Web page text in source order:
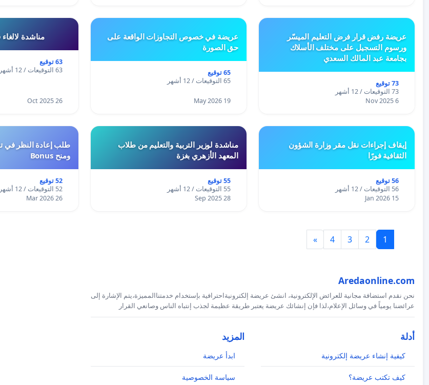
عريضة رفض قرار فرض التعليم الميسّر
ورسوم التسجيل على مختلف الأسلاك
بجامعة عبد المالك السعدي
73 توقيع
73 التوقيعات / 12 أشهر
6 Nov 2025
عريضة في خصوص التجاوزات الواقعة على
حق الصورة
65 توقيع
65 التوقيعات / 12 أشهر
19 May 2026
مناشدة
63 توقيع
63 التوقيعات / 12 أشهر
26 Oct 2025
إيقاف إجراءات نقل مقر وزارة الشؤون
الثقافية فورًا
56 توقيع
56 التوقيعات / 12 أشهر
15 Jan 2026
مناشدة لوزير التربية والتعليم من طلاب
المعهد الأزهري بغزة
55 توقيع
55 التوقيعات / 12 أشهر
28 Sep 2025
ومنح Bonus
52 توقيع
52 التوقيعات / 12 أشهر
26 Mar 2026
1
2
3
4
»
Aredaonline.com
نحن نقدم استضافة مجانية للعرائض الإلكترونية، انشئ عريضة إلكترونيةاحترافية بإستخدام خدمتناالمميزة،يتم الإشارة إلى
عرائضنا يومياً في وسائل الإعلام،لذا فإن إنشائك عريضة يعتبر طريقة عظيمة لجذب إنتباه الناس وصانعي القرار
أدلة
كيفية إنشاء عريضة إلكترونية
كيف تكتب عريضة؟
المزيد
ابدأ عريضة
سياسة الخصوصية